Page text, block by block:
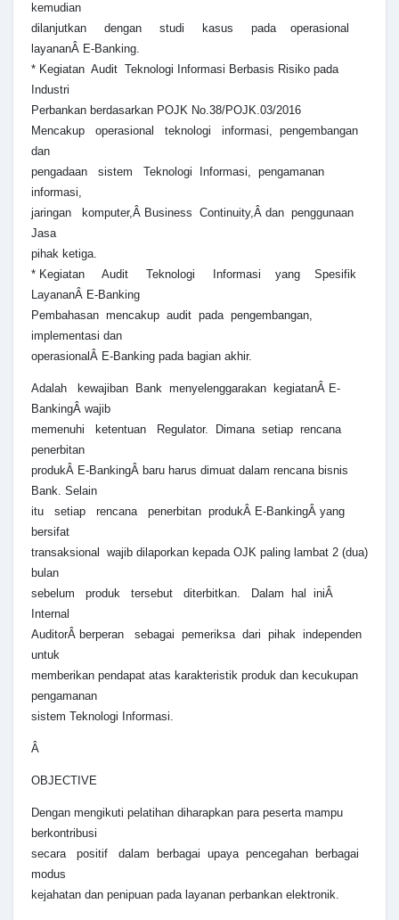
kemudian
dilanjutkan dengan studi kasus pada operasional
layananÂ E-Banking.
* Kegiatan Audit Teknologi Informasi Berbasis Risiko pada
Industri
Perbankan berdasarkan POJK No.38/POJK.03/2016
Mencakup operasional teknologi informasi, pengembangan
dan
pengadaan sistem Teknologi Informasi, pengamanan
informasi,
jaringan komputer,Â Business Continuity,Â dan penggunaan
Jasa
pihak ketiga.
* Kegiatan Audit Teknologi Informasi yang Spesifik
LayananÂ E-Banking
Pembahasan mencakup audit pada pengembangan,
implementasi dan
operasionalÂ E-Banking pada bagian akhir.
Adalah kewajiban Bank menyelenggarakan kegiatanÂ E-
BankingÂ wajib
memenuhi ketentuan Regulator. Dimana setiap rencana
penerbitan
produkÂ E-BankingÂ baru harus dimuat dalam rencana bisnis
Bank. Selain
itu setiap rencana penerbitan produkÂ E-BankingÂ yang
bersifat
transaksional wajib dilaporkan kepada OJK paling lambat 2 (dua)
bulan
sebelum produk tersebut diterbitkan. Dalam hal iniÂ
Internal
AuditorÂ berperan sebagai pemeriksa dari pihak independen
untuk
memberikan pendapat atas karakteristik produk dan kecukupan
pengamanan
sistem Teknologi Informasi.
Â
OBJECTIVE
Dengan mengikuti pelatihan diharapkan para peserta mampu
berkontribusi
secara positif dalam berbagai upaya pencegahan berbagai
modus
kejahatan dan penipuan pada layanan perbankan elektronik.